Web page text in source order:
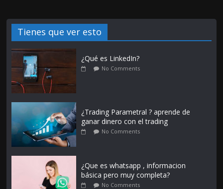
Tienes que ver esto
¿Qué es LinkedIn?
No Comments
¿Trading Parametral ? aprende de
ganar dinero con el trading
No Comments
¿Que es whatsapp , informacion
básica pero muy completa?
No Comments